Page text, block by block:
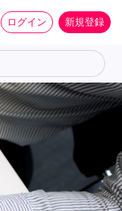
ログイン 新規登録